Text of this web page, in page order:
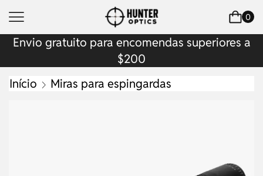
0
Envio gratuito para encomendas superiores a
$200
Início
Miras para espingardas